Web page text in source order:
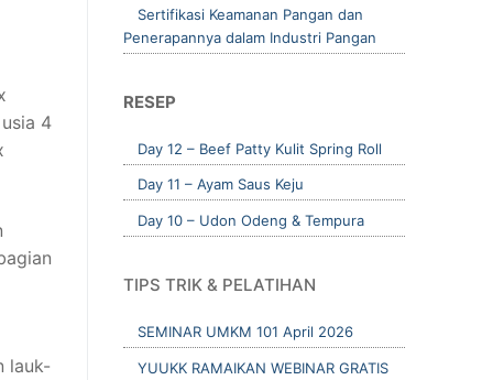
4
lauk-
Sertifikasi Keamanan Pangan dan
Penerapannya dalam Industri Pangan
RESEP
Day 12 – Beef Patty Kulit Spring Roll
Day 11 – Ayam Saus Keju
Day 10 – Udon Odeng & Tempura
TIPS TRIK & PELATIHAN
SEMINAR UMKM 101 April 2026
YUUKK RAMAIKAN WEBINAR GRATIS